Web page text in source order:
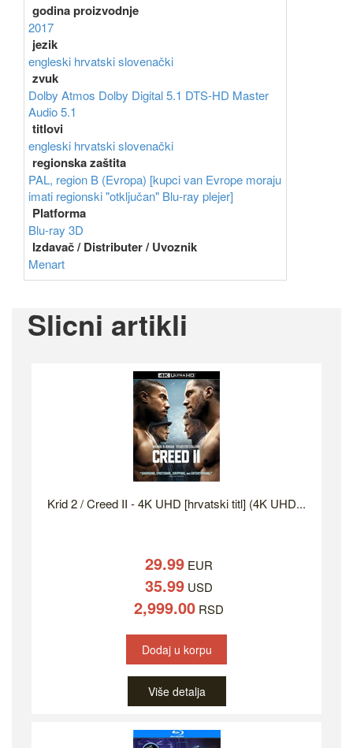
godina proizvodnje
2017
jezik
engleski hrvatskislovenački
zvuk
Dolby Atmos Dolby Digital 5.1 DTS-HD Master
Audio 5.1
titlovi
engleski hrvatskislovenački
regionska zaštita
PAL, region B (Evropa) [kupci van Evrope moraju
imati regionski "otključan" Blu-ray plejer]
Platforma
Blu-ray 3D
Izdavač / Distributer / Uvoznik
Menart
Slicni artikli
Krid 2 / Creed II - 4K UHD [hrvatski titl] (4K UHD...
29.99EUR
35.99USD
2,999.00RSD
Dodaj u korpu
Više detalja